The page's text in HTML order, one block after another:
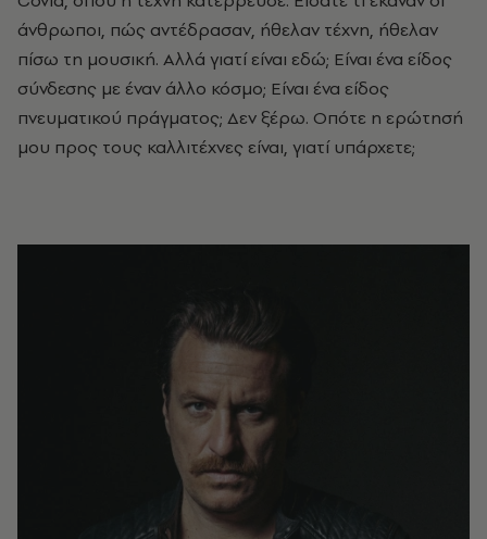
άνθρωποι, πώς αντέδρασαν, ήθελαν τέχνη, ήθελαν
πίσω τη μουσική. Αλλά γιατί είναι εδώ; Είναι ένα είδος
σύνδεσης με έναν άλλο κόσμο; Είναι ένα είδος
πνευματικού πράγματος; Δεν ξέρω. Οπότε η ερώτησή
μου προς τους καλλιτέχνες είναι, γιατί υπάρχετε;